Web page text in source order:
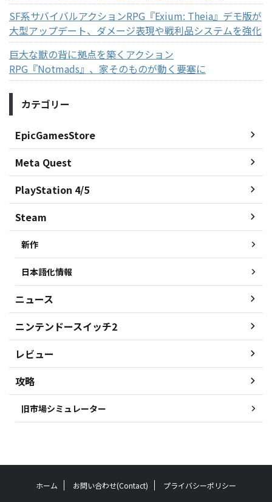
SF系サバイバルアクションRPG『Exium: Theia』デモ版が
大型アップデート、ダメージ表現や戦利品システムを強化
巨大な獣の背に拠点を築くアクション
RPG『Notmads』、家そのものが動く要塞に
カテゴリー
EpicGamesStore
Meta Quest
PlayStation 4/5
Steam
新作
日本語化情報
ニュース
ニンテンドースイッチ2
レビュー
攻略
旧市場シミュレーター
ホーム お問い合わせ(Contact) プライバシーポリシー